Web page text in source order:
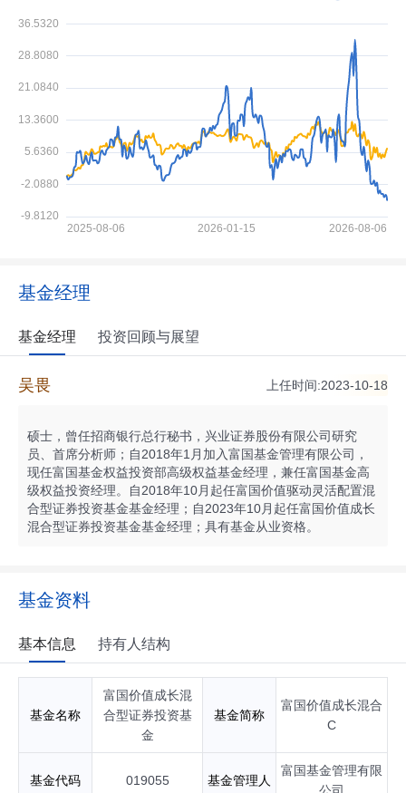
基金经理
基金经理 投资回顾与展望
吴畏 上任时间:2023-10-18
硕士，曾任招商银行总行秘书，兴业证券股份有限公司研究
员、首席分析师；自2018年1月加入富国基金管理有限公司，
现任富国基金权益投资部高级权益基金经理，兼任富国基金高
级权益投资经理。自2018年10月起任富国价值驱动灵活配置混
合型证券投资基金基金经理；自2023年10月起任富国价值成长
混合型证券投资基金基金经理；具有基金从业资格。
基金资料
基本信息 持有人结构
基金名称
富国价值成长混
合型证券投资基
金
基金简称
富国价值成长混合
C
基金代码 019055 基金管理人
富国基金管理有限